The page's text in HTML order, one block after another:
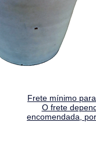
Frete mínimo
O frete
encomendada,